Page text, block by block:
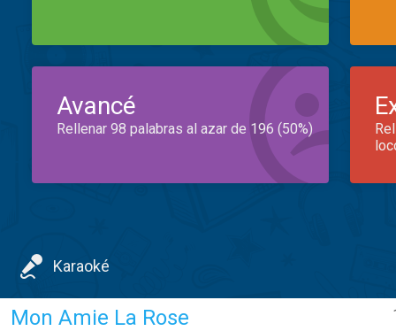
Avancé
Rellenar 98 palabras al azar de 196 (50%)
Karaoké
Mon Amie La Rose